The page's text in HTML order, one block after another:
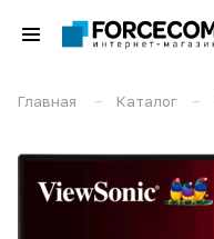
Главная – Каталог –